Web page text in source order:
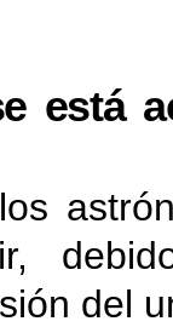
está
del